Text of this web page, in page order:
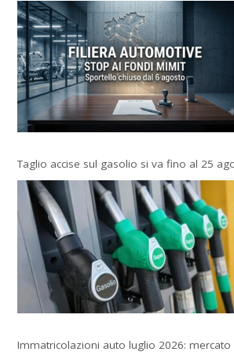
Taglio accise sul gasolio si va fino al 25
Immatricolazioni auto luglio 2026: mercato